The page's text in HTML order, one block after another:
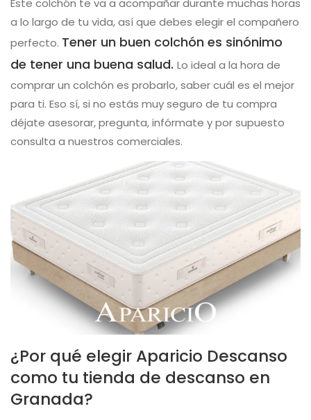
Este colchón te va a acompañar durante muchas horas
a lo largo de tu vida, así que debes elegir el compañero
perfecto. Tener un buen colchón es sinónimo
de tener una buena salud. Lo ideal a la hora de
comprar un colchón es probarlo, saber cuál es el mejor
para ti. Eso sí, si no estás muy seguro de tu compra
déjate asesorar, pregunta, infórmate y por supuesto
consulta a nuestros comerciales.
¿Por qué elegir Aparicio Descanso
como tu tienda de descanso en
Granada?